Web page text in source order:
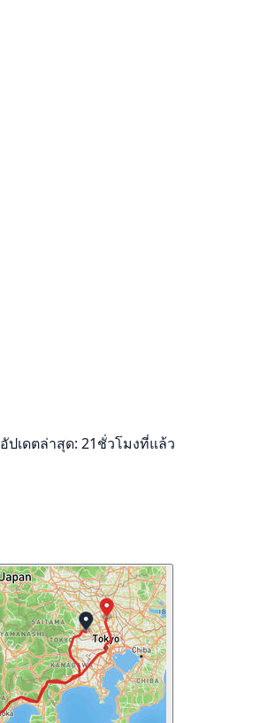
อัปเดตล่าสุด: 21ชั่วโมงที่แล้ว